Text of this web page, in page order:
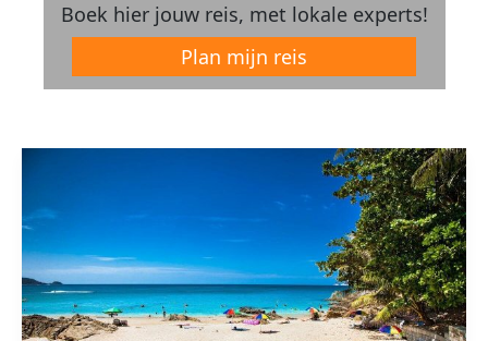
Boek hier jouw reis, met lokale experts!
Plan mijn reis